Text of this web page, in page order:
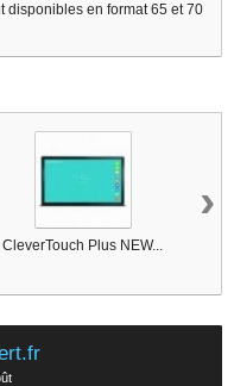
disponibles en format 65 et 70
CleverTouch Plus NEW...
›